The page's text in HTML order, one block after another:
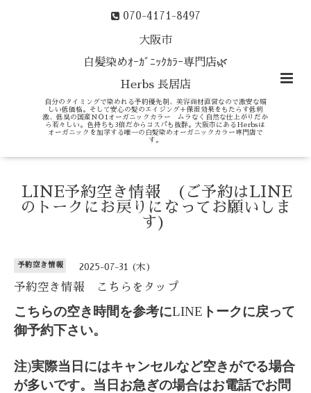
070-4171-8497
大阪市
白髪染めｵｰｶﾞﾆｯｸｶﾗｰ専門店🌿
Herbs 長居店
自分のタイミングで染めれる予約優先制、美容商材直営なので激安な嬉
しい低価格。そして安心の髪のエイジング＋保湿効果をもたらす低刺
激、低臭の国産ＮＯ1オーガニックカラー ムラなく自然な仕上がりだか
ら若々しい。色持ちも3倍だからコスパも抜群。大阪市にあるHerbsは
オーガニックを加学する唯一の白髪染めオーガニックカラー専門店で
す。
LINE予約空き情報 (ご予約はLINE
のトークにお戻りになってお願いしま
す)
予約空き情報 2025-07-31 (木)
予約空き情報 こちらをタップ
こちらの空き時間を参考にLINE トークに戻って
御予約下さい。
注)実際当日にはキャンセルなど空きがでる場合
が多いです。当日お急ぎの場合はお電話でお問